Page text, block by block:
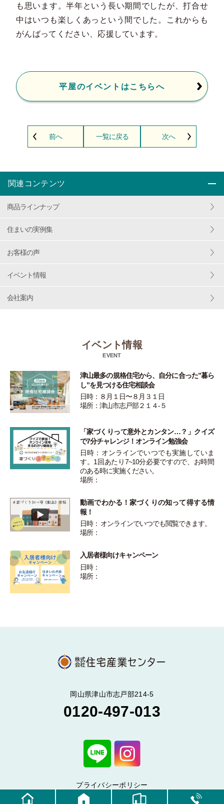
も思います。半年という長い期間でしたが、打合せ
中はいつも楽しくあっという間でした。これからも
がんばってください、応援しています。
平屋のイベントはこちらへ
前へ 一覧に戻る 次へ
関連コンテンツ
商品ラインナップ
住まいの実例集
お客様の声
イベント情報
会社案内
イベント情報
EVENT
津山最多の規格住宅から、自分に合った”暮ら
し”を見つける住宅相談会
日時：８月１日〜８月３１日
場所：津山市志戸部２１４-５
「家づくりって意外とカンタン…？」クイズ
で7分チャレンジ！オンライン勉強会
日時：オンラインでいつでも実施していま
す。1回あたり7~10分必要ですので、お時間
のある時に実施ください。
場所：
動画でわかる！家づくりの知って得する情
報！
日時： オンラインでいつでも閲覧できます。
場所：
入居者様向けキャンペーン
日時：
場所：
岡山県津山市志戸部214-5
0120-497-013
プライバシーポリシー